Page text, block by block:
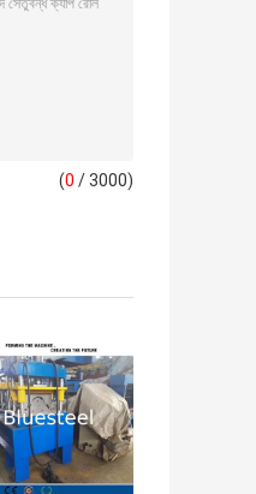
(0 / 3000)